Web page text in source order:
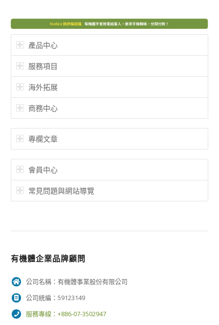
產品中心
服務項目
海外拓展
商務中心
專欄文章
會員中心
常見問題與網站導覽
有機體企業品牌顧問
公司名稱：有機體事業股份有限公司
公司統編：59123149
服務專線：+886-07-3502947